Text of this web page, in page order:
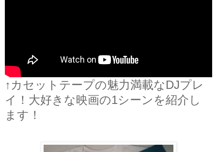
↑ カセットテープの魅力満載なDJプレ
イ！大好きな映画の1シーンを紹介し
ます！